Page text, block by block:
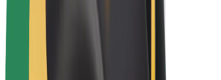
Zarada dostavljača
Bolt Food trgovci